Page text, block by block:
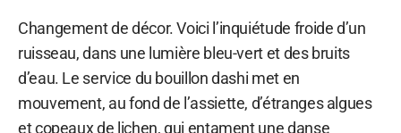
Changement de décor. Voici l’inquiétude froide d’un
ruisseau, dans une lumière bleu-vert et des bruits
d’eau. Le service du bouillon dashi met en
mouvement, au fond de l’assiette, d’étranges algues
et copeaux de lichen, qui entament une danse